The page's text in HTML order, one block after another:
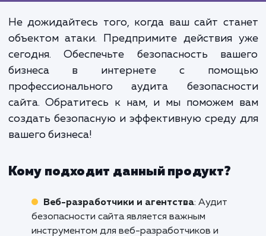
не только при
уязвимостей, но и в процессе
сайта, с изменением его
функционала или
технологий. Регулярный
безопасности - это залог
пользователей.